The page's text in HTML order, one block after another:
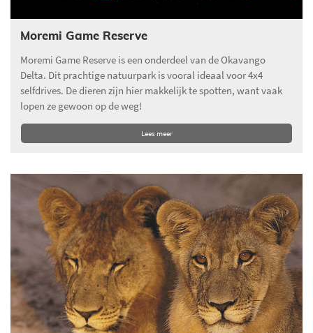
Moremi Game Reserve
Moremi Game Reserve is een onderdeel van de Okavango
Delta. Dit prachtige natuurpark is vooral ideaal voor 4x4
selfdrives. De dieren zijn hier makkelijk te spotten, want vaak
lopen ze gewoon op de weg!
Lees meer